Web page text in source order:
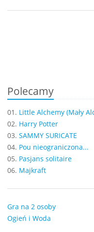
Polecamy
01. Little Alchemy (Mały
02. Harry Potter
03. SAMMY SURICATE
04. Pou nieograniczona...
05. Pasjans solitaire
06. Majkraft
Gra na 2 osoby
Ogień i Woda